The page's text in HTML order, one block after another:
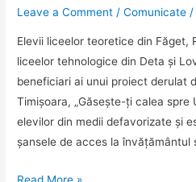
Leave a Comment /Comunicate
Elevii liceelor teoretice din Făget,
liceelor tehnologice din Deta și
beneficiari ai unui proiect derulat
Timișoara, „Găsește-ți calea spre
elevilor din medii defavorizate și
șansele de acces la învățământul
„Găsește-
Read More »